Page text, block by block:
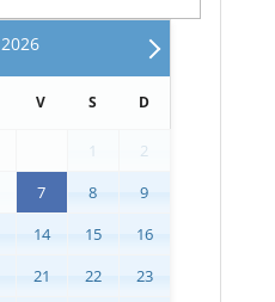
2026
V S D
1
2
7 8
9
14 15
16
21 22
23